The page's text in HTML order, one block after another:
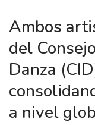
Ambos
del
Danza
a nivel